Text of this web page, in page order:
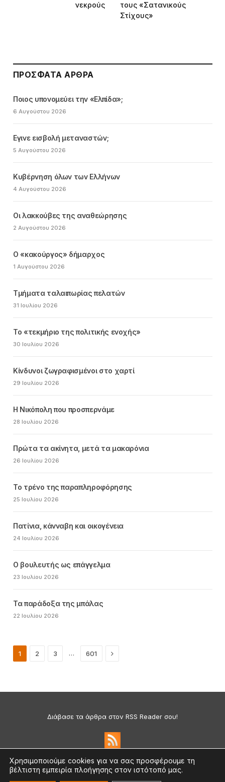
νεκρούς
τους «Σατανικούς
Στίχους»
ΠΡΌΣΦΑΤΑ ΆΡΘΡΑ
Ποιος υπονομεύει την «Ελπίδα»;
6 Αυγούστου 2026
Εγινε εισβολή μεταναστών;
5 Αυγούστου 2026
Κυβέρνηση όλων των Ελλήνων
4 Αυγούστου 2026
Οι λακκούβες της αναθεώρησης
2 Αυγούστου 2026
Ο «κακούργος» δήμαρχος
1 Αυγούστου 2026
Τμήματα ταλαιπωρίας πελατών
31 Ιουλίου 2026
Το «τεκμήριο της πολιτικής ενοχής»
30 Ιουλίου 2026
Κίνδυνοι ζωγραφισμένοι στο χαρτί
29 Ιουλίου 2026
Η Νικόπολη που προσπερνάμε
28 Ιουλίου 2026
Πρώτα τα ακίνητα, μετά τα μακαρόνια
26 Ιουλίου 2026
Το τρένο της παραπληροφόρησης
25 Ιουλίου 2026
Πατίνια, κάνναβη και οικογένεια
24 Ιουλίου 2026
Ο βουλευτής ως επάγγελμα
23 Ιουλίου 2026
Τα παράδοξα της μπάλας
22 Ιουλίου 2026
1 2 3 … 601 Next
Διάβασε τα άρθρα στον RSS Reader σου!
Πολιτική Απορρήτου & Cookies
Χρησιμοποιούμε cookies για να σας προσφέρουμε τη
βέλτιστη εμπειρία πλοήγησης στον ιστότοπό μας.